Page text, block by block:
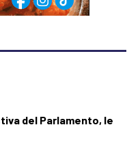
del Parlamento, le